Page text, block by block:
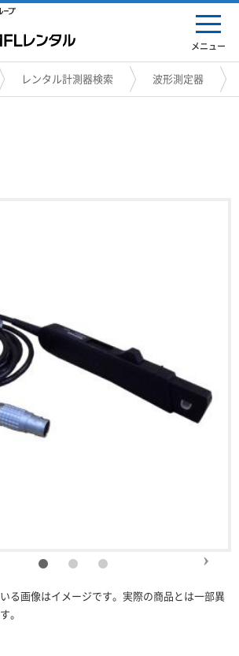
メニュー
レンタル計測器検索 波形測定器
る画像はイメージです。実際の商品とは一部異
。